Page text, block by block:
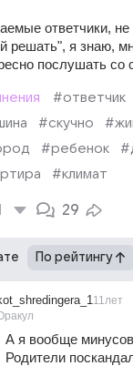
ответчики,
решать", я знаю,
послушать со
#ответчик
#скучно
#ребенок
#климат
29
По рейтингу
11лет
А я вообще
Родители